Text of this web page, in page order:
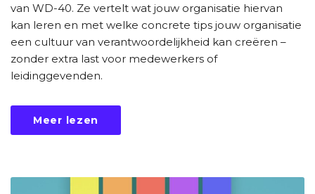
van WD-40. Ze vertelt wat jouw organisatie hiervan
kan leren en met welke concrete tips jouw organisatie
een cultuur van verantwoordelijkheid kan creëren –
zonder extra last voor medewerkers of
leidinggevenden.
Meer lezen